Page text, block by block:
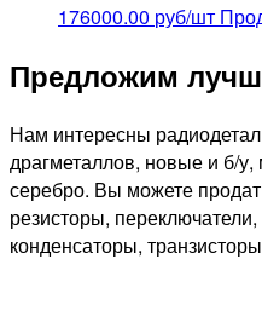
176000.00 руб/шт
Предложим
Нам интересны
драгметаллов, новые и б/
серебро. Вы можете
резисторы,
конденсаторы,